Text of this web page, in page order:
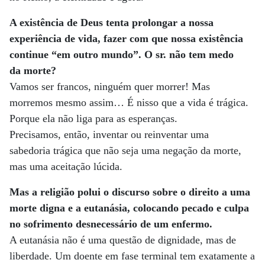
A existência de Deus tenta prolongar a nossa
experiência de vida, fazer com que nossa existência
continue “em outro mundo”. O sr. não tem medo
da morte?
Vamos ser francos, ninguém quer morrer! Mas
morremos mesmo assim… É nisso que a vida é trágica.
Porque ela não liga para as esperanças.
Precisamos, então, inventar ou reinventar uma
sabedoria trágica que não seja uma negação da morte,
mas uma aceitação lúcida.
Mas a religião polui o discurso sobre o direito a uma
morte digna e a eutanásia, colocando pecado e culpa
no sofrimento desnecessário de um enfermo.
A eutanásia não é uma questão de dignidade, mas de
liberdade. Um doente em fase terminal tem exatamente a